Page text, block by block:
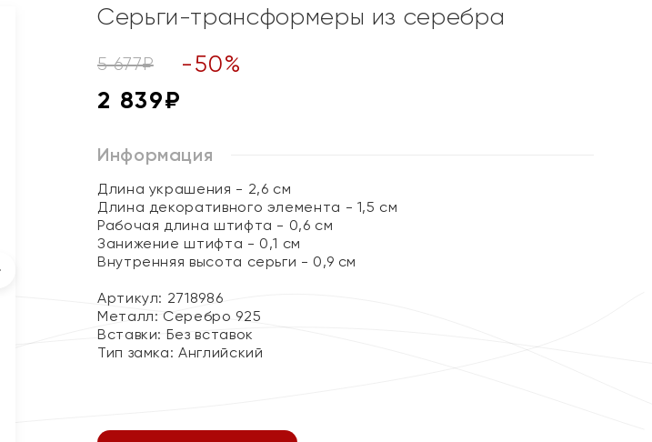
Серьги-трансформеры из серебра
5 677₽ -50%
2 839₽
Информация
Длина украшения - 2,6 см
Длина декоративного элемента - 1,5 см
Рабочая длина штифта - 0,6 см
Занижение штифта - 0,1 см
Внутренняя высота серьги - 0,9 см
Артикул: 2718986
Металл: Серебро 925
Вставки: Без вставок
Тип замка:Английский